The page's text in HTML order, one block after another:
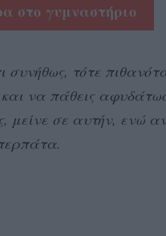
στο γυμναστήριο
τότε
να πάθεις
μείνε σε αυτήν, ενώ